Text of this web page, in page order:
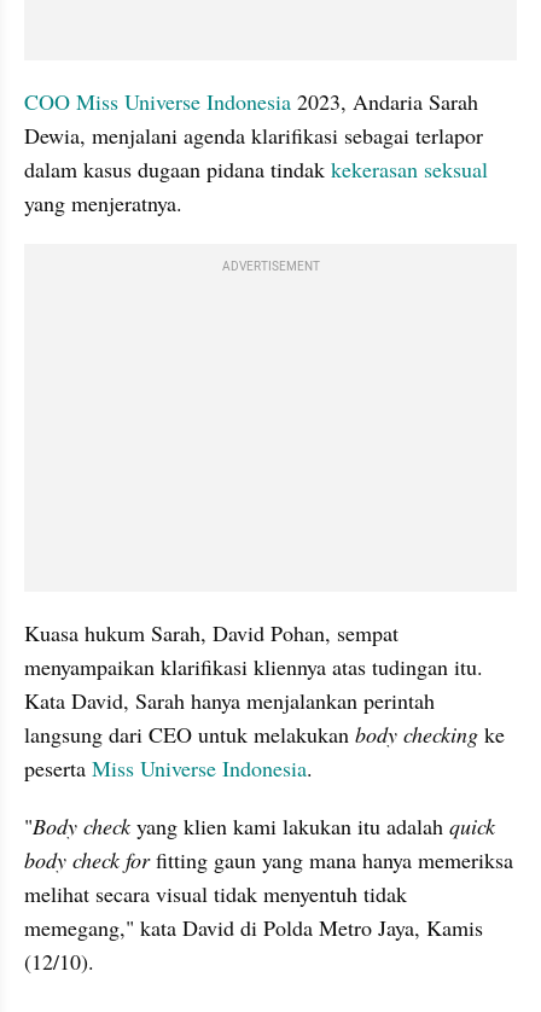
COO Miss Universe Indonesia 2023, Andaria Sarah
Dewia, menjalani agenda klarifikasi sebagai terlapor
dalam kasus dugaan pidana tindak kekerasan seksual
yang menjeratnya.
ADVERTISEMENT
Kuasa hukum Sarah, David Pohan, sempat
menyampaikan klarifikasi kliennya atas tudingan itu.
Kata David, Sarah hanya menjalankan perintah
langsung dari CEO untuk melakukan body checking ke
peserta Miss Universe Indonesia.
"Body check yang klien kami lakukan itu adalah quick
body check for fitting gaun yang mana hanya memeriksa
melihat secara visual tidak menyentuh tidak
memegang," kata David di Polda Metro Jaya, Kamis
(12/10).